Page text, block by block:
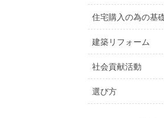
住宅購入の為の基
建築リフォーム
社会貢献活動
選び方